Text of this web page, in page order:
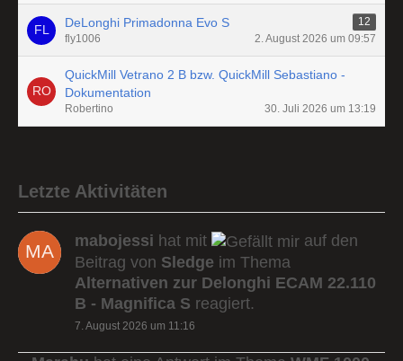
DeLonghi Primadonna Evo S
12
fly1006
2. August 2026 um 09:57
QuickMill Vetrano 2 B bzw. QuickMill Sebastiano -
Dokumentation
Robertino 30. Juli 2026 um 13:19
Letzte Aktivitäten
mabojessi hat mit
auf den
Beitrag von Sledge im Thema
Alternativen zur Delonghi ECAM 22.110
B - Magnifica S reagiert.
7. August 2026 um 11:16